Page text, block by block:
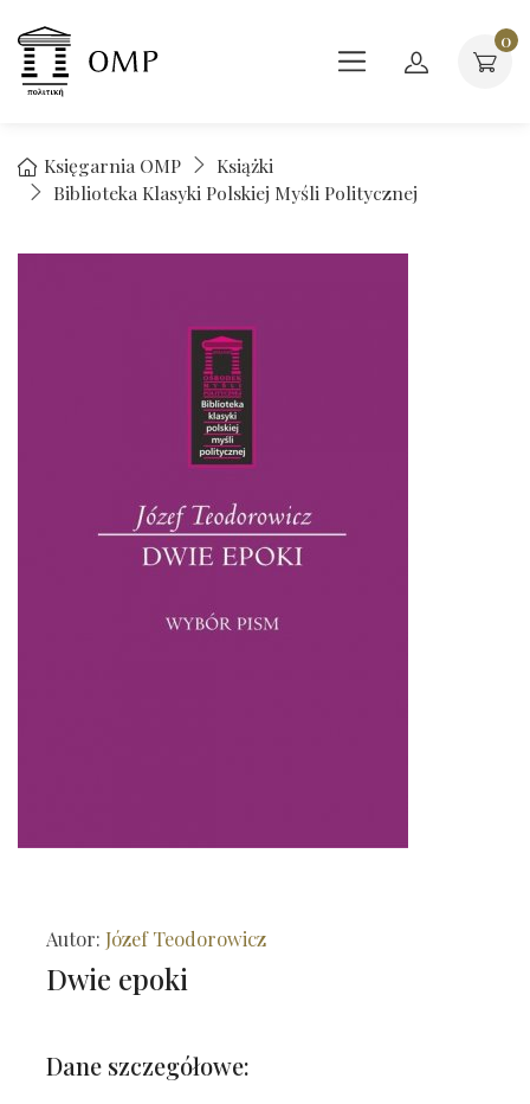
0
Księgarnia OMP
Książki
Biblioteka Klasyki Polskiej Myśli Politycznej
Autor: Józef Teodorowicz
Dwie epoki
Dane szczegółowe: